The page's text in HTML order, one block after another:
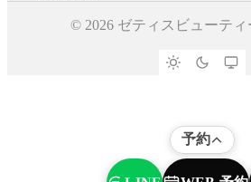
© 2026 ゼティスビューティ
予約